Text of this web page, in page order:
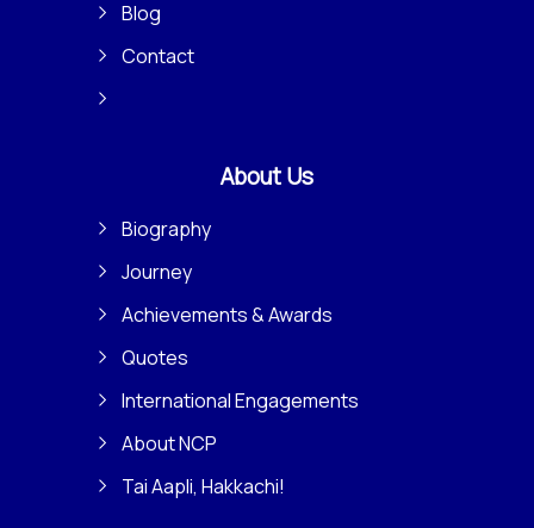
Blog
Contact
About Us
Biography
Journey
Achievements & Awards
Quotes
International Engagements
About NCP
Tai Aapli, Hakkachi!